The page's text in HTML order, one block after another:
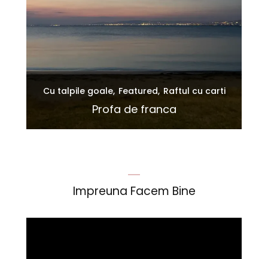
Cu talpile goale Featured Raftul cu carti
Profa de franca
Impreuna Facem Bine